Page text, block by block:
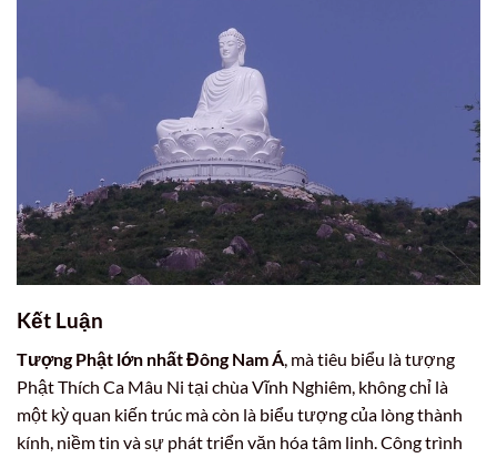
Kết Luận
Tượng Phật lớn nhất Đông Nam Á, mà tiêu biểu là tượng
Phật Thích Ca Mâu Ni tại chùa Vĩnh Nghiêm, không chỉ là
một kỳ quan kiến trúc mà còn là biểu tượng của lòng thành
kính, niềm tin và sự phát triển văn hóa tâm linh. Công trình